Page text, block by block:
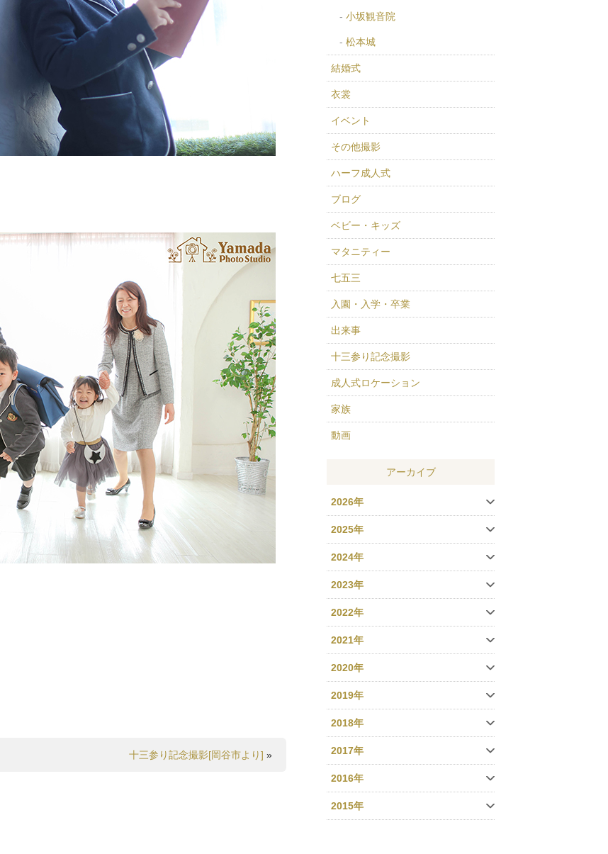
十三参り記念撮影[岡谷市より] »
小坂観音院
松本城
結婚式
衣裳
イベント
その他撮影
ハーフ成人式
ブログ
ベビー・キッズ
マタニティー
七五三
入園・入学・卒業
出来事
十三参り記念撮影
成人式ロケーション
家族
動画
アーカイブ
2026年
2025年
2024年
2023年
2022年
2021年
2020年
2019年
2018年
2017年
2016年
2015年